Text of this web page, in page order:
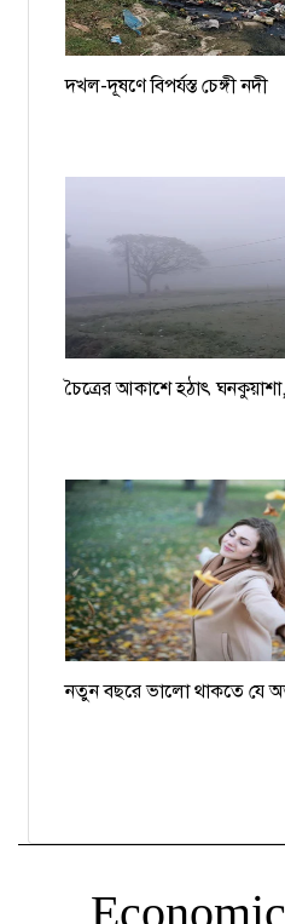
দখল-দূষণে বিপর্যস্ত চেঙ্গী নদী
চৈত্রের আকাশে হঠাৎ
নতুন বছরে ভালো থাকতে যে